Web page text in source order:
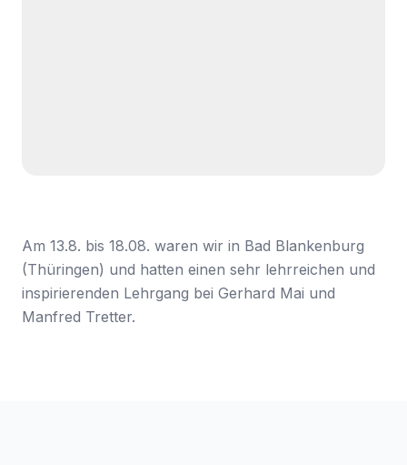
Am 13.8. bis 18.08. waren wir in Bad Blankenburg
(Thüringen) und hatten einen sehr lehrreichen und
inspirierenden Lehrgang bei Gerhard Mai und
Manfred Tretter.